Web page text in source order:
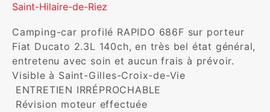
Saint-Hilaire-de-Riez
Camping-car profilé RAPIDO 686F sur porteur
Fiat Ducato 2.3L 140ch, en très bel état général,
entretenu avec soin et aucun frais à prévoir.
Visible à Saint-Gilles-Croix-de-Vie